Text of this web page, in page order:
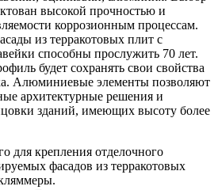
высокой прочностью и
коррозионным процессам.
из терракотовых плит с
способны прослужить 70 лет.
будет сохранять свои свойства
Алюминиевые элементы позволяют
архитектурные решения и
зданий, имеющих высоту более
для крепления отделочного
фасадов из терракотовых